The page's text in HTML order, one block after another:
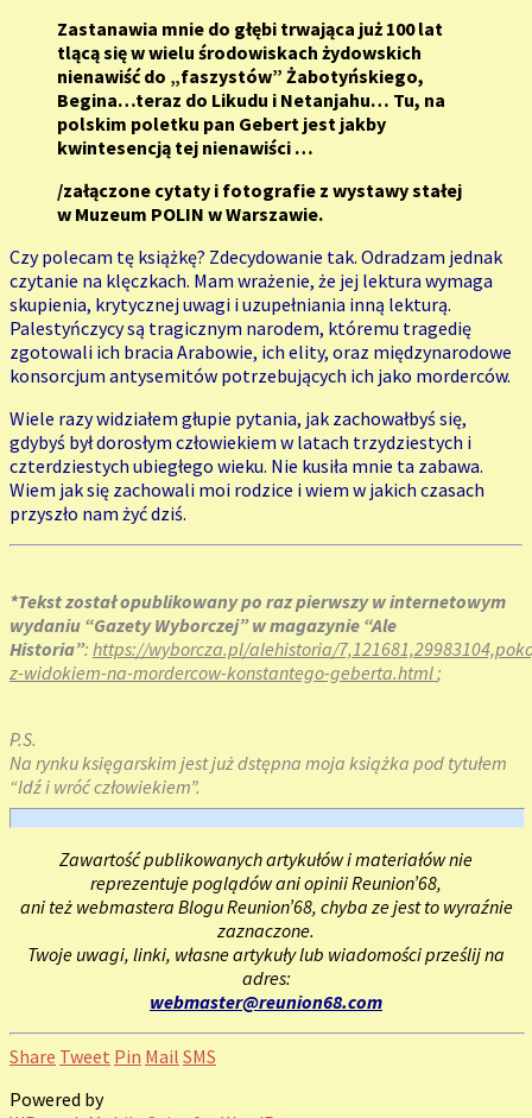
Zastanawia mnie do głębi trwająca już 100 lat
tlącą się w wielu środowiskach żydowskich
nienawiść do „faszystów” Żabotyńskiego,
Begina…teraz do Likudu i Netanjahu… Tu, na
polskim poletku pan Gebert jest jakby
kwintesencją tej nienawiści …
/załączone cytaty i fotografie z wystawy stałej
w Muzeum POLIN w Warszawie.
Czy polecam tę książkę? Zdecydowanie tak. Odradzam jednak
czytanie na klęczkach. Mam wrażenie, że jej lektura wymaga
skupienia, krytycznej uwagi i uzupełniania inną lekturą.
Palestyńczycy są tragicznym narodem, któremu tragedię
zgotowali ich bracia Arabowie, ich elity, oraz międzynarodowe
konsorcjum antysemitów potrzebujących ich jako morderców.
Wiele razy widziałem głupie pytania, jak zachowałbyś się,
gdybyś był dorosłym człowiekiem w latach trzydziestych i
czterdziestych ubiegłego wieku. Nie kusiła mnie ta zabawa.
Wiem jak się zachowali moi rodzice i wiem w jakich czasach
przyszło nam żyć dziś.
*Tekst został opublikowany po raz pierwszy w internetowym
wydaniu “Gazety Wyborczej” w magazynie “Ale
Historia”: https://wyborcza.pl/alehistoria/
z-widokiem-na-mordercow-konstantego-geberta.html;
P.S.
Na rynku księgarskim jest już dstępna moja książka pod tytułem
“Idź i wróć człowiekiem”.
Zawartość publikowanych artykułów i materiałów nie
reprezentuje poglądów ani opinii Reunion’68,
ani też webmastera Blogu Reunion’68, chyba ze jest to wyraźnie
zaznaczone.
Twoje uwagi, linki, własne artykuły lub wiadomości prześlij na
adres:
webmaster@reunion68.com
Share Tweet Pin Mail SMS
Powered by